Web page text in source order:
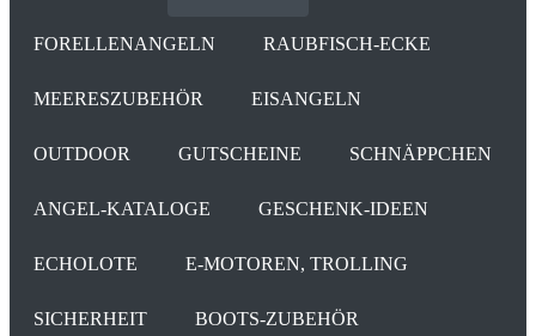
FORELLENANGELN RAUBFISCH-ECKE
MEERESZUBEHÖR EISANGELN
OUTDOOR GUTSCHEINE SCHNÄPPCHEN
ANGEL-KATALOGE GESCHENK-IDEEN
ECHOLOTE E-MOTOREN, TROLLING
SICHERHEIT BOOTS-ZUBEHÖR